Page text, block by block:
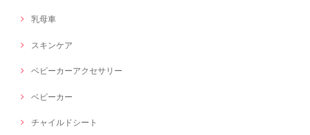
乳母車
スキンケア
ベビーカーアクセサリー
ベビーカー
チャイルドシート